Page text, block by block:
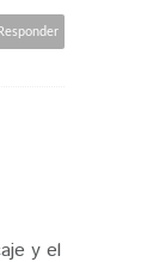
Responder
y el